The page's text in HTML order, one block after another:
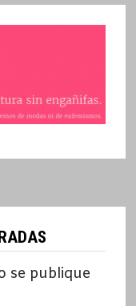
se publique